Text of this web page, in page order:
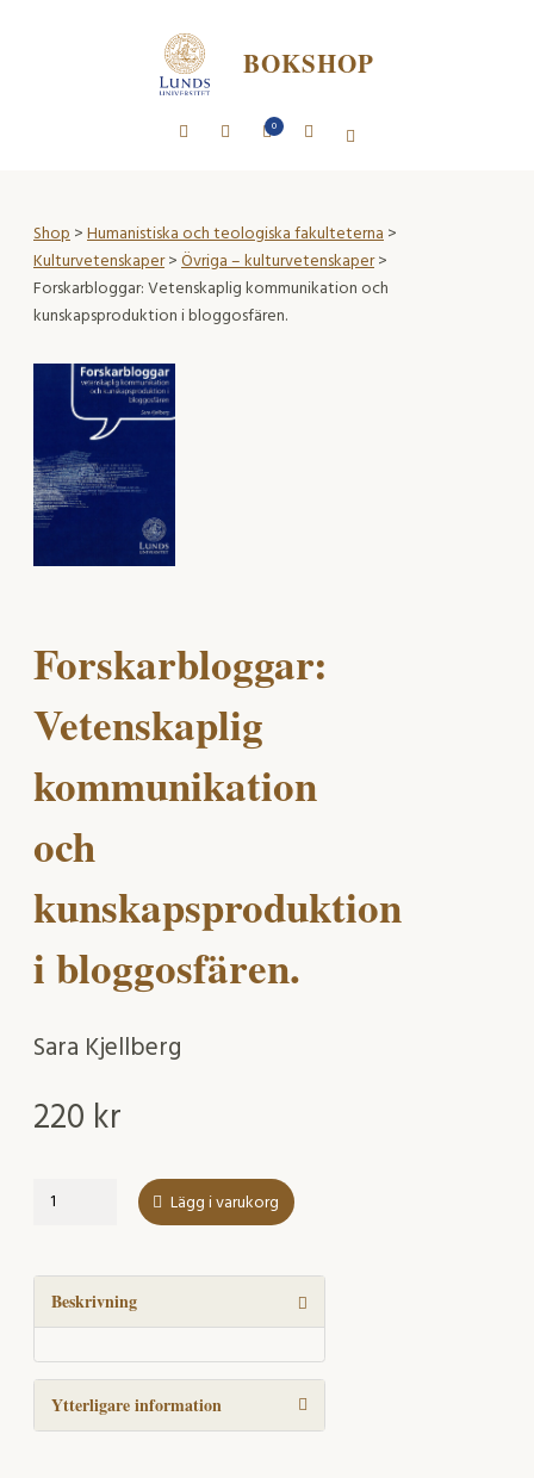
BOKSHOP
0
Shop>Humanistiska och teologiska fakulteterna>
Kulturvetenskaper>Övriga – kulturvetenskaper>
Forskarbloggar: Vetenskaplig kommunikation och
kunskapsproduktion i bloggosfären.
Forskarbloggar:
Vetenskaplig
kommunikation
och
kunskapsproduktion
i bloggosfären.
Sara Kjellberg
220 kr
Forskarbloggar:
och
kunskapsproduktion
i
bloggosfären.
mängd
Lägg i varukorg
Beskrivning
Ytterligare information